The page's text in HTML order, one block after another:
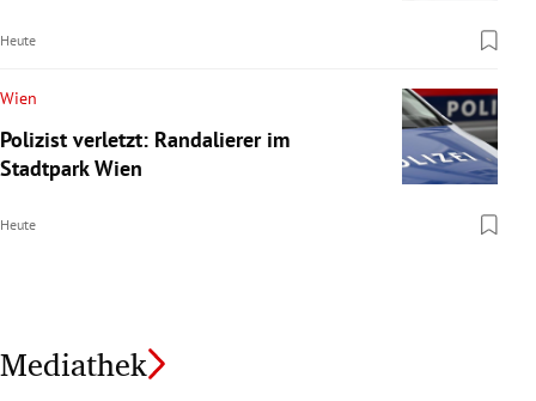
Heute
Wien
Polizist verletzt: Randalierer im
Stadtpark Wien
Heute
Mediathek